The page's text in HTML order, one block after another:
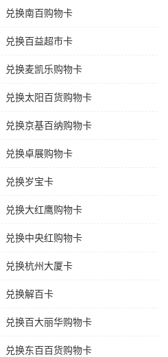
兑换南百购物卡
兑换百益超市卡
兑换麦凯乐购物卡
兑换太阳百货购物卡
兑换京基百纳购物卡
兑换卓展购物卡
兑换岁宝卡
兑换大红鹰购物卡
兑换中央红购物卡
兑换杭州大厦卡
兑换解百卡
兑换百大丽华购物卡
兑换东百百货购物卡